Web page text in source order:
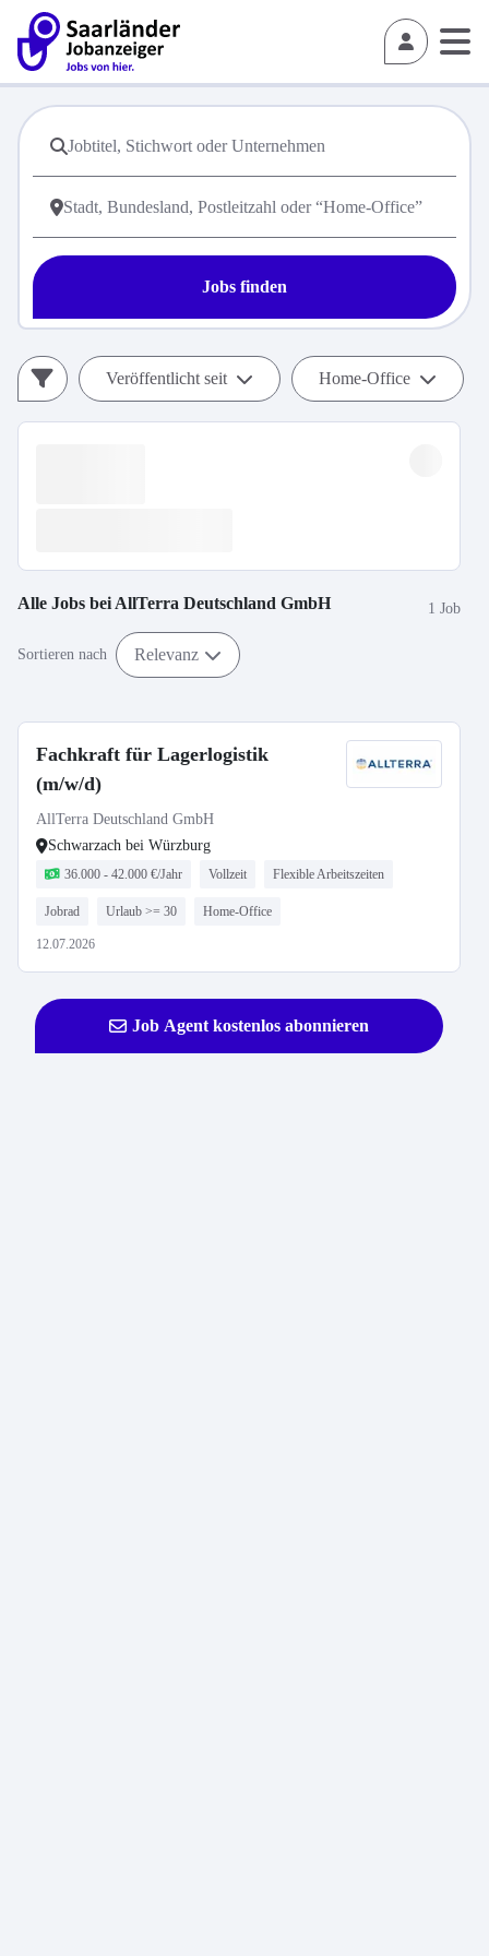
Jobs finden
Veröffentlicht seit Home-Office
Alle Jobs bei AllTerra Deutschland GmbH 1 Job
Sortieren nach Relevanz
Fachkraft für Lagerlogistik
(m/w/d)
AllTerra Deutschland GmbH
Schwarzach bei Würzburg
36.000 - 42.000 €/Jahr Vollzeit Flexible Arbeitszeiten
Jobrad Urlaub >= 30 Home-Office
12.07.2026
Job Agent kostenlos abonnieren